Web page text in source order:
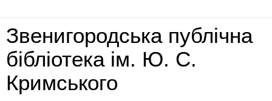
Звенигородська публічна
бібліотека ім. Ю. С.
Кримського